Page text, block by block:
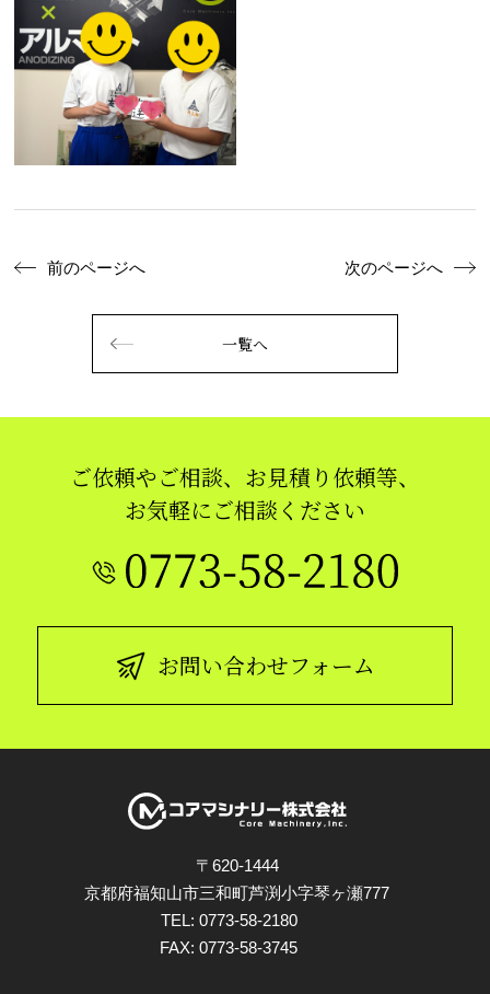
前のページへ 次のページへ
一覧へ
ご依頼やご相談、お見積り依頼等、
お気軽にご相談ください
お問い合わせフォーム
〒620-1444
京都府福知山市三和町芦渕小字琴ヶ瀬777
TEL: 0773-58-2180
FAX: 0773-58-3745